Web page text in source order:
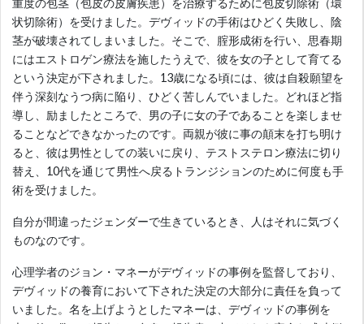
重度の包茎（包皮の皮膚疾患）を治療するために包皮切除術（環
状切除術）を受けました。デヴィッドの手術はひどく失敗し、陰
茎が破壊されてしまいました。そこで、腟形成術を行い、思春期
にはエストロゲン療法を施したうえで、彼を女の子として育てる
という決定が下されました。13歳になる頃には、彼は自殺願望を
伴う深刻なうつ病に陥り、ひどく苦しんでいました。どれほど指
導し、励ましたところで、男の子に女の子であることを楽しませ
ることなどできなかったのです。両親が彼に事の顛末を打ち明け
ると、彼は男性としての装いに戻り、テストステロン療法に切り
替え、10代を通じて男性へ戻るトランジションのために何度も手
術を受けました。
自分が間違ったジェンダーで生きているとき、人はそれに気づく
ものなのです。
心理学者のジョン・マネーがデヴィッドの事例を監督しており、
デヴィッドの養育において下された決定の大部分に責任を負って
いました。名を上げようとしたマネーは、デヴィッドの事例を